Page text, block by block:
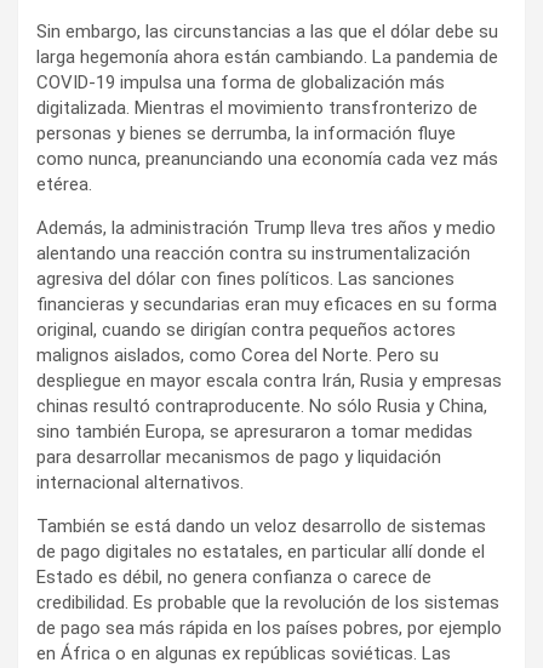
Sin embargo, las circunstancias a las que el dólar debe su
larga hegemonía ahora están cambiando. La pandemia de
COVID‑19 impulsa una forma de globalización más
digitalizada. Mientras el movimiento transfronterizo de
personas y bienes se derrumba, la información fluye
como nunca, preanunciando una economía cada vez más
etérea.
Además, la administración Trump lleva tres años y medio
alentando una reacción contra su instrumentalización
agresiva del dólar con fines políticos. Las sanciones
financieras y secundarias eran muy eficaces en su forma
original, cuando se dirigían contra pequeños actores
malignos aislados, como Corea del Norte. Pero su
despliegue en mayor escala contra Irán, Rusia y empresas
chinas resultó contraproducente. No sólo Rusia y China,
sino también Europa, se apresuraron a tomar medidas
para desarrollar mecanismos de pago y liquidación
internacional alternativos.
También se está dando un veloz desarrollo de sistemas
de pago digitales no estatales, en particular allí donde el
Estado es débil, no genera confianza o carece de
credibilidad. Es probable que la revolución de los sistemas
de pago sea más rápida en los países pobres, por ejemplo
en África o en algunas ex repúblicas soviéticas. Las